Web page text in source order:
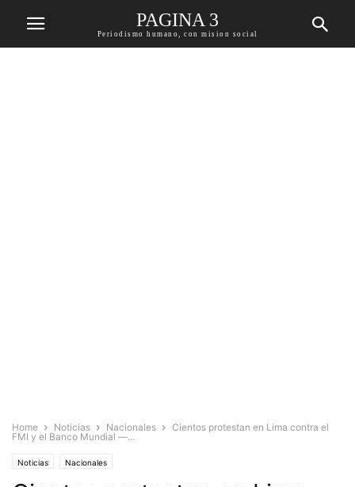
PAGINA 3
Periodismo humano, con mision social
Home Noticias Nacionales
Cientos protestan en Lima contra el
FMI y el Banco Mundial —...
Noticias Nacionales